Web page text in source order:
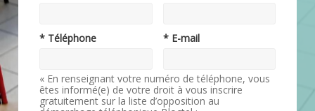
* Téléphone * E-mail
« En renseignant votre numéro de téléphone, vous
êtes informé(e) de votre droit à vous inscrire
gratuitement sur la liste d’opposition au